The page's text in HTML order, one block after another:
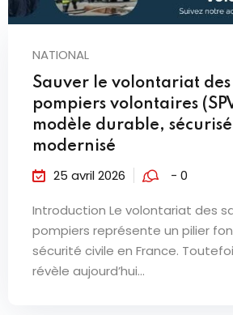
NATIONAL
Sauver le volontariat des
pompiers volontaires
modèle durable,
modernisé
25 avril 2026 - 0
Introduction Le volontariat des
pompiers représente un pilier
sécurité civile en France.
révèle aujourd’hui...